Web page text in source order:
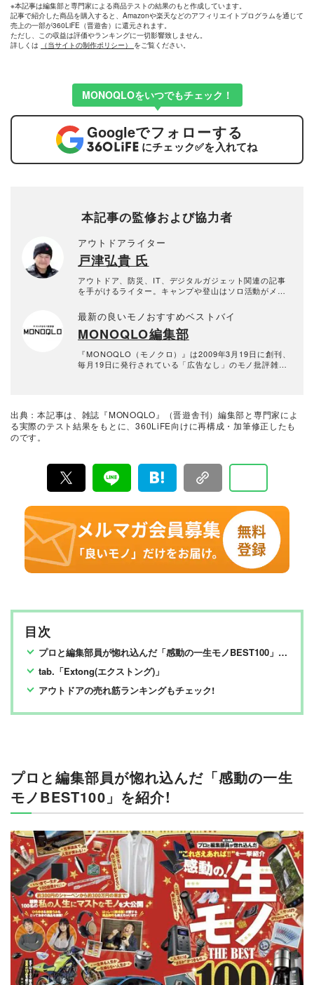
※本記事は編集部と専門家による商品テストの結果のもと作成しています。
記事で紹介した商品を購入すると、Amazonや楽天などのアフィリエイトプログラムを通じて
売上の一部が360LiFE（晋遊舎）に還元されます。
ただし、この収益は評価やランキングに一切影響致しません。
詳しくは
（当サイトの制作ポリシー） をご覧ください。
MONOQLOをいつでもチェック！
Googleでフォローする
にチェック✅を入れてね
本記事の監修および協力者
アウトドアライター
戸津弘貴 氏
アウトドア、防災、IT、デジタルガジェット関連の記事
を手がけるライター。キャンプや登山はソロ活動がメイ
最新の良いモノおすすめベストバイ
MONOQLO編集部
『MONOQLO（モノクロ）』は2009年3月19日に創刊、
毎月19日に発行されている「広告なし」のモノ批評雑誌
に良いモノ」だけを厳選して紹介。編集長・山田和樹を
中心に、11名以上の編集体制で日々の検証・記事制作を
出典：本記事は、雑誌『MONOQLO』（晋遊舎刊）編集部と専門家によ
る実際のテスト結果をもとに、360LiFE向けに再構成・加筆修正したも
のです。
目次
プロと編集部員が惚れ込んだ「感動の一生モノBEST100」を紹介!
tab.「Extong(エクストング)」
アウトドアの売れ筋ランキングもチェック!
プロと編集部員が惚れ込んだ「感動の一生
モノBEST100」を紹介!